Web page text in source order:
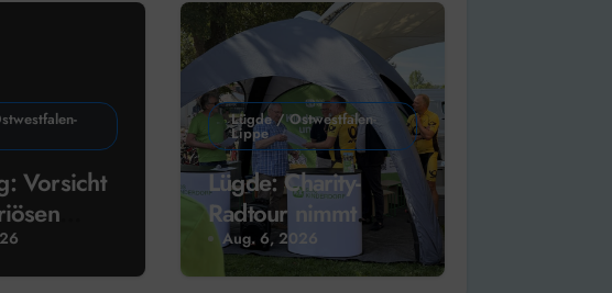
Vorsicht
Lügde / Ostwestfalen-
Lippe
Lügde: Charity-
Radtour nimmt
Kinderwünsche
entgegen
Aug. 6, 2026